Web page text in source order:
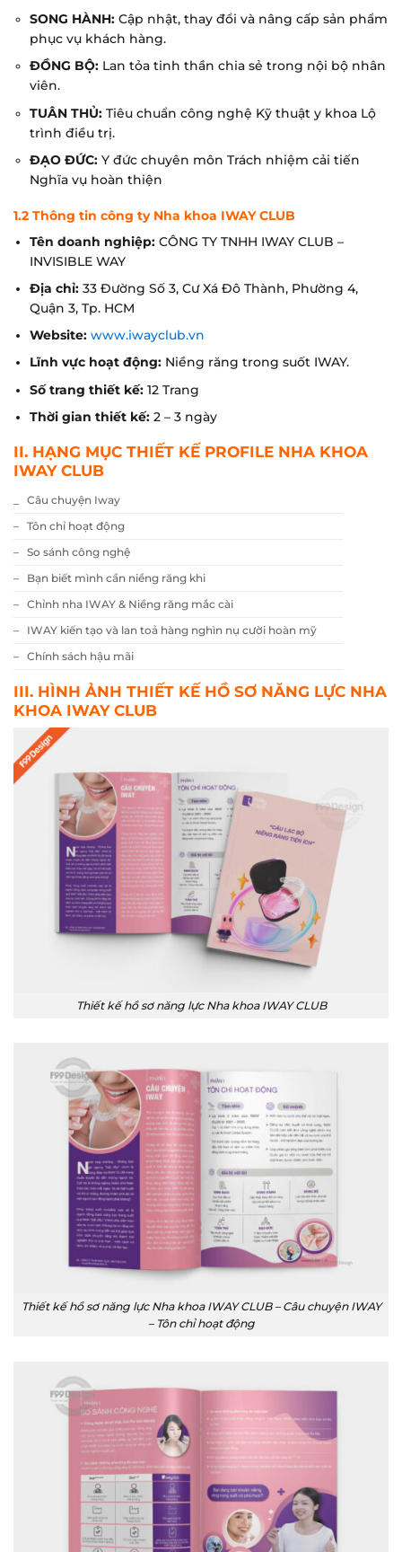
SONG HÀNH: Cập nhật, thay đổi và nâng cấp sản phẩm
phục vụ khách hàng.
ĐỒNG BỘ: Lan tỏa tinh thần chia sẻ trong nội bộ nhân
viên.
TUÂN THỦ: Tiêu chuẩn công nghệ Kỹ thuật y khoa Lộ
trình điều trị.
ĐẠO ĐỨC: Y đức chuyên môn Trách nhiệm cải tiến
Nghĩa vụ hoàn thiện
1.2 Thông tin công ty Nha khoa IWAY CLUB
Tên doanh nghiệp:CÔNG TY TNHH IWAY CLUB –
INVISIBLE WAY
Địa chỉ: 33 Đường Số 3, Cư Xá Đô Thành, Phường 4,
Quận 3, Tp. HCM
Website: www.iwayclub.vn
Lĩnh vực hoạt động:Niềng răng trong suốt IWAY.
Số trang thiết kế:12 Trang
Thời gian thiết kế:2 – 3 ngày
II. HẠNG MỤC THIẾT KẾ PROFILE NHA KHOA
IWAY CLUB
_ Câu chuyện Iway
– Tôn chỉ hoạt động
– So sánh công nghệ
– Bạn biết mình cần niềng răng khi
– Chỉnh nha IWAY & Niềng răng mắc cài
– IWAY kiến tạo và lan toả hàng nghìn nụ cười hoàn mỹ
– Chính sách hậu mãi
III. HÌNH ẢNH THIẾT KẾ HỒ SƠ NĂNG LỰC NHA
KHOA IWAY CLUB
Thiết kế hồ sơ năng lực Nha khoa IWAY CLUB
Thiết kế hồ sơ năng lực Nha khoa IWAY CLUB – Câu chuyện IWAY
– Tôn chỉ hoạt động